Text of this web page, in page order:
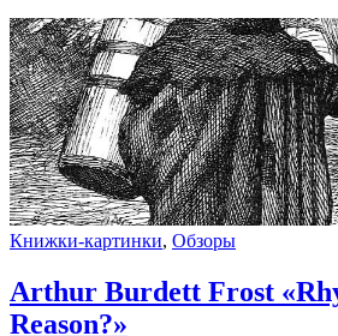
Книжки-картинки, Обзоры
Arthur Burdett Frost
Reason?»